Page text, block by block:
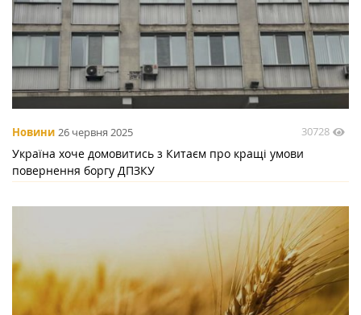
Новини 26 червня 2025 30728
Україна хоче домовитись з Китаєм про кращі умови
повернення боргу ДПЗКУ